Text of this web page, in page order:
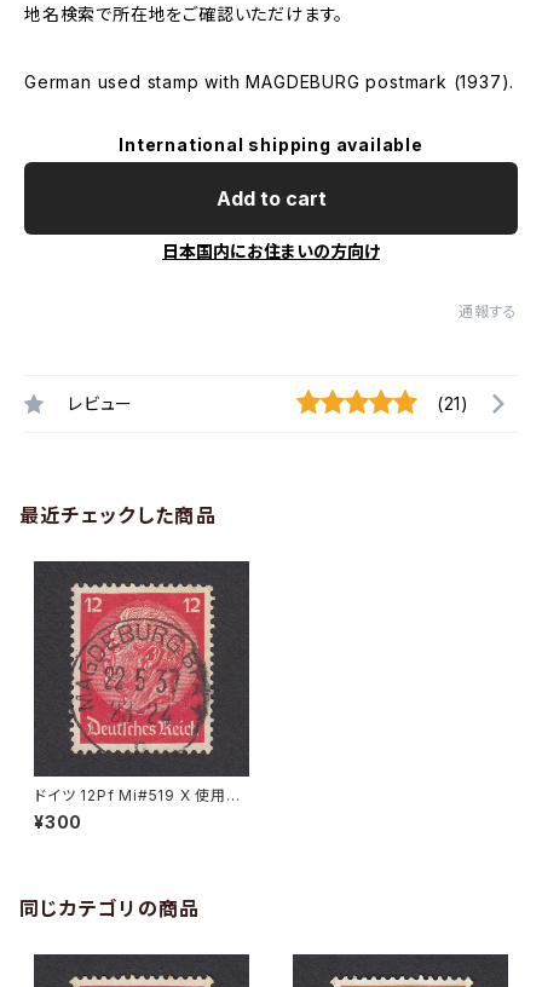
地名検索で所在地をご確認いただけます。
German used stamp with MAGDEBURG postmark (1937).
International shipping available
Add to cart
日本国内にお住まいの方向け
通報する
レビュー (21)
最近チェックした商品
ドイツ 12Pf Mi#519 X 使用済
み切手｜MAGDEBURG 22.5.1
937
¥300
同じカテゴリの商品